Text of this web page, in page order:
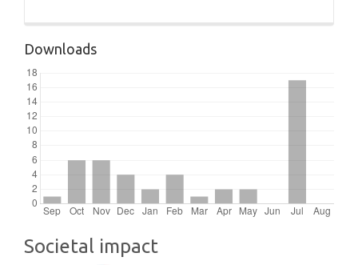
Downloads
Societal impact